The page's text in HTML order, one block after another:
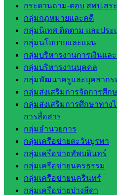
กระดานถาม-ตอบ สพป.สร
กลุ่มกฎหมายและคดี
กลุ่มนิเทศ ติดตาม และประ
กลุ่มนโยบายและแผน
กลุ่มบริหารงานการเงินแล
กลุ่มบริหารงานบุคคล
กลุ่มพัฒนาครูและบุคลากร
กลุ่มส่งเสริมการจัดการศึก
กลุ่มส่งเสริมการศึกษาทาง
การสื่อสาร
กลุ่มอำนวยการ
กลุ่มเครือข่ายตะวันบูรพา
กลุ่มเครือข่ายทัพบดินทร์
กลุ่มเครือข่ายนครธรรม
กลุ่มเครือข่ายนครินทร์
กลุ่มเครือข่ายปางสีดา
โรงเรียน
ในสังกัด
สพป.สระแก้ว
เขต 1
โรงเรียน
ในสังกัด
สพป.สระแก้ว
เขต 2
วิทยาลัย
เทคนิค
สระแก้ว
วิทยาลัย
เทคนิค
วังน้ำเย็น
กศน.สระแก้ว